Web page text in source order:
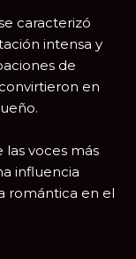
caracterizó
intensa y
de
en
voces más
influencia
romántica en el